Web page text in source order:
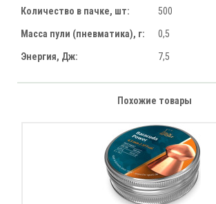
Количество в пачке, шт: 500
Масса пули (пневматика), г: 0,5
Энергия, Дж: 7,5
Похожие товары